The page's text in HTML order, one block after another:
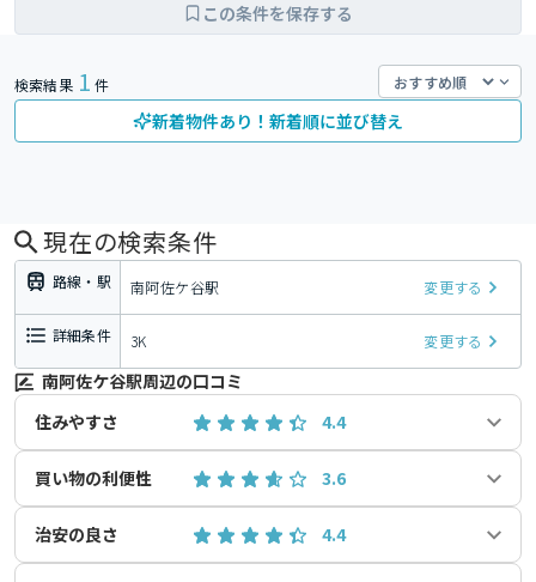
この条件を保存する
検索結果 1 件
新着物件あり！新着順に並び替え
現在の検索条件
路線・駅 南阿佐ケ谷駅 変更する
詳細条件 3K 変更する
南阿佐ケ谷駅周辺の口コミ
住みやすさ
4.4
買い物の利便性 3.6
治安の良さ 4.4